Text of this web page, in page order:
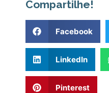
Compartilhe!
Facebook
LinkedIn
Pinterest